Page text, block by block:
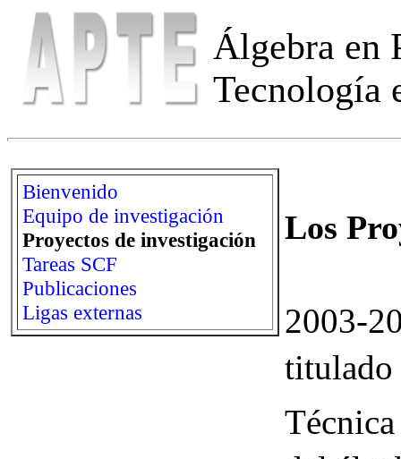
Álgebra en
Tecnología
Bienvenido
Equipo de investigación
Proyectos de investigación
Tareas SCF
Publicaciones
Ligas externas
Los
2003-